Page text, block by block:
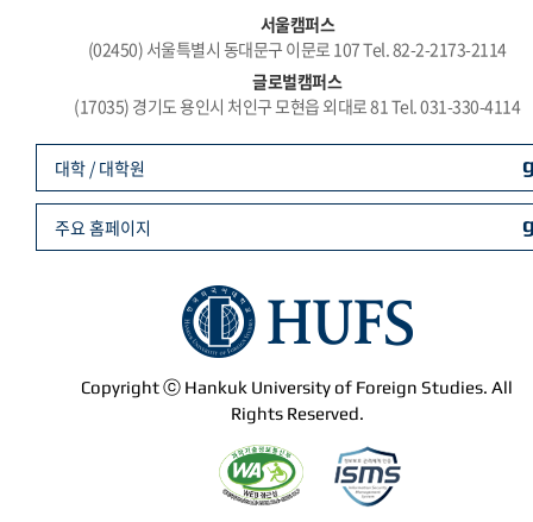
서울캠퍼스
(02450) 서울특별시 동대문구 이문로 107 Tel. 82-2-2173-2114
글로벌캠퍼스
(17035) 경기도 용인시 처인구 모현읍 외대로 81 Tel. 031-330-4114
Copyright ⓒ Hankuk University of Foreign Studies. All
Rights Reserved.
대학 / 대학원
주요 홈페이지